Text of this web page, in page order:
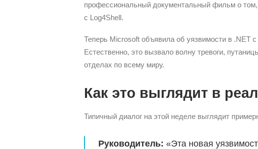
профессиональный документальный фильм о
с Log4Shell.
Теперь Microsoft объявила об уязвимости в .NET с
Естественно, это вызвало волну тревоги,
отделах по всему миру.
Как это выглядит в
Типичный диалог на этой неделе выглядит
Руководитель: «Эта новая